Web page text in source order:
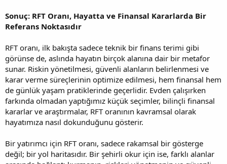
Sonuç: RFT Oranı, Hayatta ve Finansal Kararlarda Bir
Referans Noktasıdır
RFT oranı, ilk bakışta sadece teknik bir finans terimi gibi
görünse de, aslında hayatın birçok alanına dair bir metafor
sunar. Riskin yönetilmesi, güvenli alanların belirlenmesi ve
karar verme süreçlerinin optimize edilmesi, hem finansal hem
de günlük yaşam pratiklerinde geçerlidir. Evden çalışırken
farkında olmadan yaptığımız küçük seçimler, bilinçli finansal
kararlar ve araştırmalar, RFT oranının kavramsal olarak
hayatımıza nasıl dokunduğunu gösterir.
Bir yatırımcı için RFT oranı, sadece rakamsal bir gösterge
değil; bir yol haritasıdır. Bir şehirli okur için ise, farklı alanlar